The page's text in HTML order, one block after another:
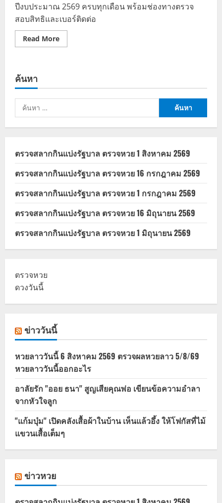
ปีงบประมาณ 2569 ครบทุกเดือน พร้อมช่องทางตรวจ
สอบสิทธิและเบอร์ติดต่อ
Read MoreRead
more
บุตร
เงิน
บ้าง
ค้นหา
ค้นหา
สำหรับ:
ตรวจสลากกินแบ่งรัฐบาล ตรวจหวย 1 สิงหาคม 2569
ตรวจสลากกินแบ่งรัฐบาล ตรวจหวย 16 กรกฎาคม 2569
ตรวจสลากกินแบ่งรัฐบาล ตรวจหวย 1 กรกฎาคม 2569
ตรวจสลากกินแบ่งรัฐบาล ตรวจหวย 16 มิถุนายน 2569
ตรวจสลากกินแบ่งรัฐบาล ตรวจหวย 1 มิถุนายน 2569
ตรวจหวย
ดวงวันนี้
ข่าววันนี้
หวยลาววันนี้ 6 สิงหาคม 2569 ตรวจผลหวยลาว 5/8/69
หวยลาววันนี้ออกอะไร
อาลัยรัก "ออย ธนา" สูญเสียคุณพ่อ เขียนข้อความอำลา
จากหัวใจลูก
"แก้มบุ๋ม" เปิดคลังเสื้อผ้าในบ้าน เห็นแล้วอึ้ง ให้โฟกัสที่ไม้
แขวนเสื้อเต็มๆ
ข่าวหวย